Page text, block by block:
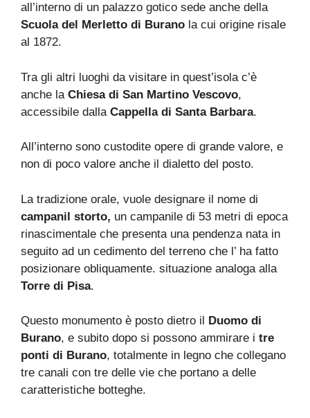
all’interno di un palazzo gotico sede anche della
Scuola del Merletto di Burano la cui origine risale
al 1872.
Tra gli altri luoghi da visitare in quest’isola c’è
anche la Chiesa di San Martino Vescovo,
accessibile dalla Cappella di Santa Barbara.
All’interno sono custodite opere di grande valore, e
non di poco valore anche il dialetto del posto.
La tradizione orale, vuole designare il nome di
campanil storto, un campanile di 53 metri di epoca
rinascimentale che presenta una pendenza nata in
seguito ad un cedimento del terreno che l’ ha fatto
posizionare obliquamente. situazione analoga alla
Torre di Pisa.
Questo monumento è posto dietro il
Duomo di
Burano, e subito dopo si possono ammirare i tre
ponti di Burano, totalmente in legno che collegano
tre canali con tre delle vie che portano a delle
caratteristiche botteghe.